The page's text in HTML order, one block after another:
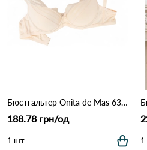
Бюстгальтер Onita de Mas 6319D 4,3 Бежевий
188.78 грн/од
1 шт